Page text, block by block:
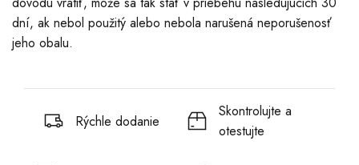
dní, ak nebol použitý alebo nebola narušená neporušenosť
jeho obalu.
Rýchle dodanie
Skontrolujte a
otestujte